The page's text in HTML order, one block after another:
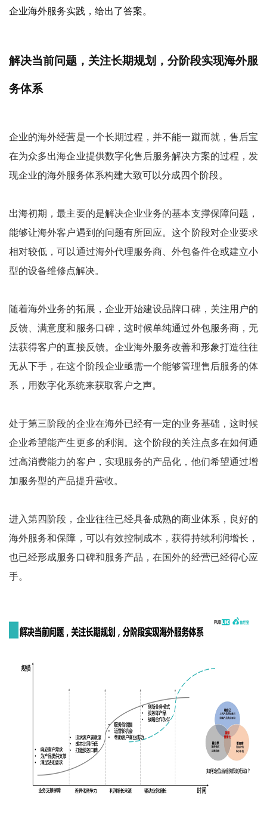
企业海外服务实践，给出了答案。
解决当前问题，关注长期规划，分阶段实现海外服
务体系
企业的海外经营是一个长期过程，并不能一蹴而就，售后宝
在为众多出海企业提供数字化售后服务解决方案的过程，发
现企业的海外服务体系构建大致可以分成四个阶段。
出海初期，最主要的是解决企业业务的基本支撑保障问题，
能够让海外客户遇到的问题有所回应。这个阶段对企业要求
相对较低，可以通过海外代理服务商、外包备件仓或建立小
型的设备维修点解决。
随着海外业务的拓展，企业开始建设品牌口碑，关注用户的
反馈、满意度和服务口碑，这时候单纯通过外包服务商，无
法获得客户的直接反馈。企业海外服务改善和形象打造往往
无从下手，在这个阶段企业亟需一个能够管理售后服务的体
系，用数字化系统来获取客户之声。
处于第三阶段的企业在海外已经有一定的业务基础，这时候
企业希望能产生更多的利润。这个阶段的关注点多在如何通
过高消费能力的客户，实现服务的产品化，他们希望通过增
加服务型的产品提升营收。
进入第四阶段，企业往往已经具备成熟的商业体系，良好的
海外服务和保障，可以有效控制成本，获得持续利润增长，
也已经形成服务口碑和服务产品，在国外的经营已经得心应
手。